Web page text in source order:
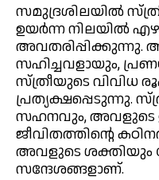
സമുദ്രശിലയിൽ
ഉയർന്ന നിലയിൽ
അവതരിപ്പിക്കുന്നു.
സഹിച്ചവളായും,
സ്ത്രീയുടെ വിവിധ
പ്രത്യക്ഷപ്പെടുന്നു.
സഹനവും, അവളുടെ
ജീവിതത്തിന്റെ
അവളുടെ ശക്തിയും
സന്ദേശങ്ങളാണ്.